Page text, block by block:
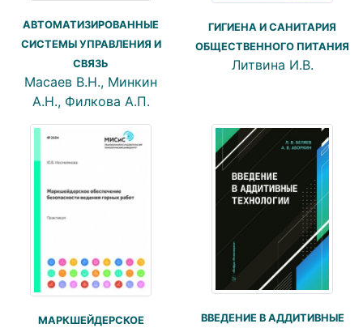
АВТОМАТИЗИРОВАННЫЕ
СИСТЕМЫ УПРАВЛЕНИЯ И
СВЯЗЬ
Масаев В.Н., Минкин
А.Н., Филкова А.П.
ГИГИЕНА И САНИТАРИЯ
ОБЩЕСТВЕННОГО ПИТАНИЯ
Литвина И.В.
МАРКШЕЙДЕРСКОЕ
ВВЕДЕНИЕ В АДДИТИВНЫЕ